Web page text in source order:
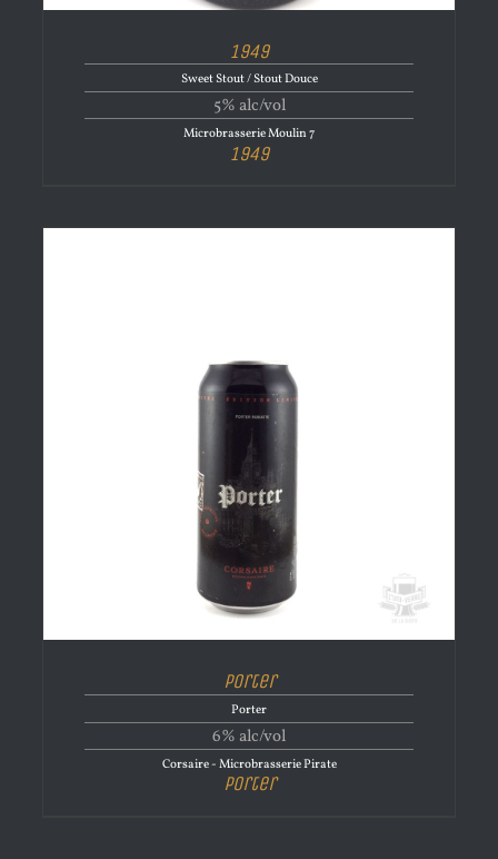
1949
Sweet Stout / Stout Douce
5% alc/vol
Microbrasserie Moulin 7
1949
Porter
Porter
6% alc/vol
Corsaire - Microbrasserie Pirate
Porter